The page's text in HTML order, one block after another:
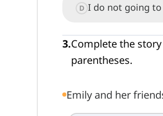
D I do not going
3.Complete the
parentheses.
Emily and her